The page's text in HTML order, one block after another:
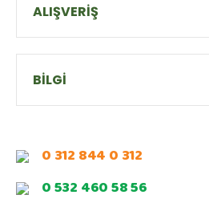
ALIŞVERİŞ
BİLGİ
0 312 844 0 312
0 532 460 58 56